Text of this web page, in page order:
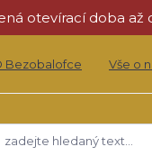
otevírací doba až
Bezobalofce Vše o